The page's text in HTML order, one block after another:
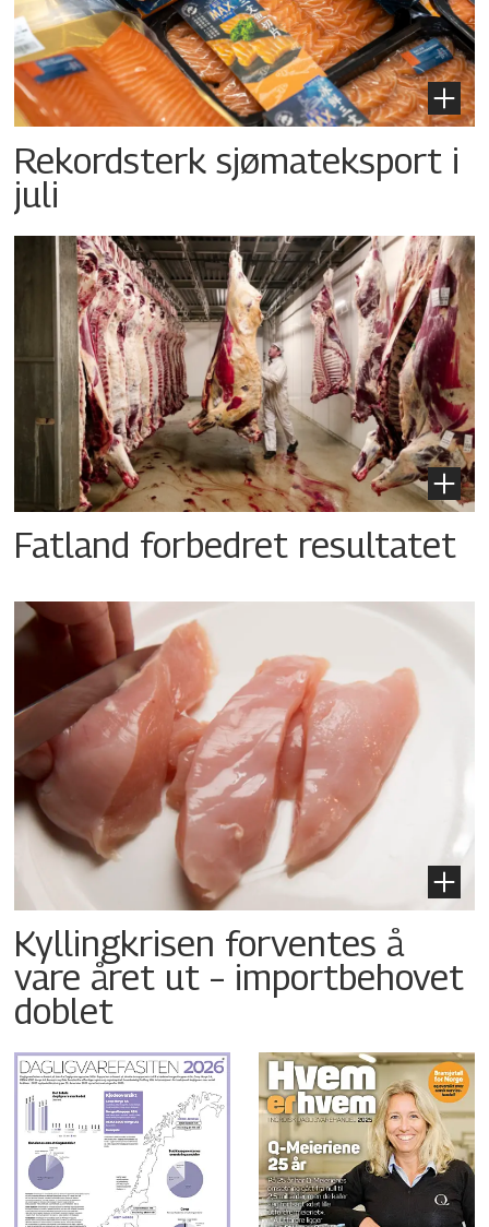
Rekordsterk sjømateksport i
juli
Fatland forbedret resultatet
Kyllingkrisen forventes å
vare året ut – importbehovet
doblet